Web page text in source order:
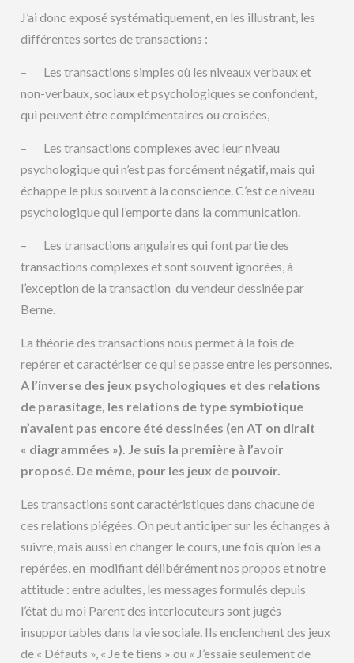
J’ai donc exposé systématiquement, en les illustrant, les
différentes sortes de transactions :
– Les transactions simples où les niveaux verbaux et
non-verbaux, sociaux et psychologiques se confondent,
qui peuvent être complémentaires ou croisées,
– Les transactions complexes avec leur niveau
psychologique qui n’est pas forcément négatif, mais qui
échappe le plus souvent à la conscience. C’est ce niveau
psychologique qui l’emporte dans la communication.
– Les transactions angulaires qui font partie des
transactions complexes et sont souvent ignorées, à
l’exception de la transaction du vendeur dessinée par
Berne.
La théorie des transactions nous permet à la fois de
repérer et caractériser ce qui se passe entre les personnes.
A l’inverse des jeux psychologiques et des relations
de parasitage, les relations de type symbiotique
n’avaient pas encore été dessinées (en AT on dirait
« diagrammées »). Je suis la première à l’avoir
proposé. De même, pour les jeux de pouvoir.
Les transactions sont caractéristiques dans chacune de
ces relations piégées. On peut anticiper sur les échanges à
suivre, mais aussi en changer le cours, une fois qu’on les a
repérées, en modifiant délibérément nos propos et notre
attitude : entre adultes, les messages formulés depuis
l’état du moi Parent des interlocuteurs sont jugés
insupportables dans la vie sociale. Ils enclenchent des jeux
de « Défauts », « Je te tiens » ou « J’essaie seulement de